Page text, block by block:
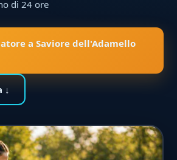
di 24 ore
a Saviore dell'Adamello
↓